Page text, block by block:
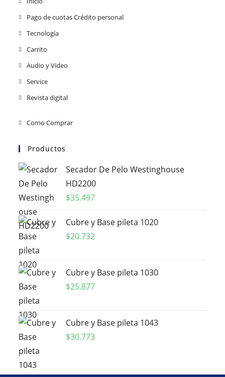
Pago de cuotas Crédito personal
Tecnología
Carrito
Audio y Video
Service
Revista digital
Como Comprar
Productos
Secador De Pelo Westinghouse
HD2200
$35.497
Cubre y Base pileta 1020
$20.732
Cubre y Base pileta 1030
$25.877
Cubre y Base pileta 1043
$30.773